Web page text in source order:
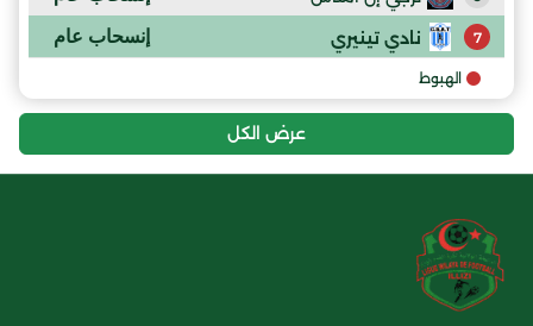
7 نادي تينيري إنسحاب عام
الهبوط
عرض الكل